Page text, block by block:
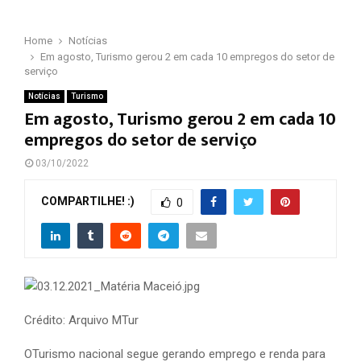
Home
Notícias
Em agosto, Turismo gerou 2 em cada 10 empregos do setor de
serviço
Notícias Turismo
Em agosto, Turismo gerou 2 em cada 10
empregos do setor de serviço
03/10/2022
COMPARTILHE! :) 0
Crédito: Arquivo MTur
OTurismo nacional segue gerando emprego e renda para